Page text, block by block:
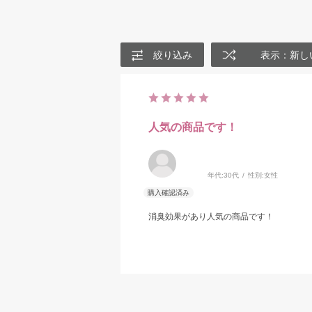
絞り込み 表示：新し
人気の商品です！
年代:30代 性別:女性
消臭効果があり人気の商品です！